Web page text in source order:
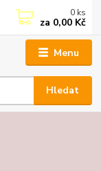
Menu
Hledat
0 ks
za 0,00 Kč